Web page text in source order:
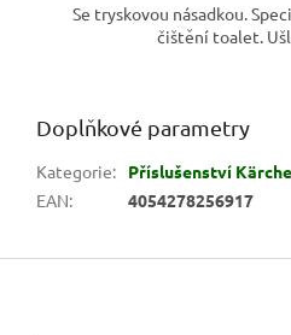
Se tryskovou násadkou.
čištění toalet.
Doplňkové parametry
Kategorie:
Příslušenství
EAN: 4054278256917
Z